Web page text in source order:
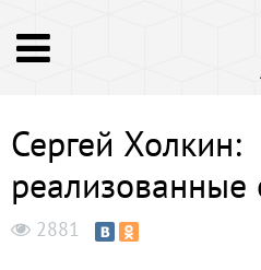
Сергей Холкин:
реализованные
2881